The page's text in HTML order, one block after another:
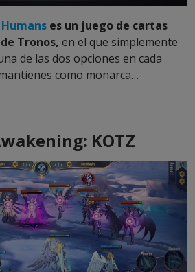
es un juego de cartas
Tronos, en el que simplemente
de las dos opciones en cada
como monarca…
KOTZ